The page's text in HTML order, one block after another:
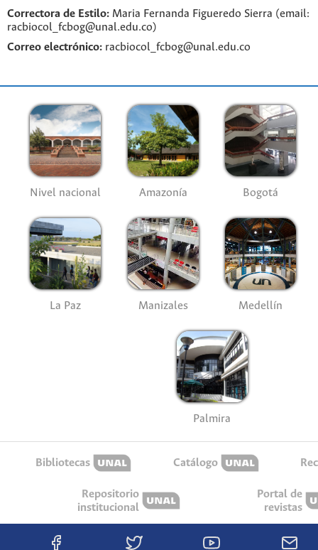
Correctora de Estilo: Maria Fernanda Figueredo Sierra (email:
racbiocol_fcbog@unal.edu.co)
Correo electrónico: racbiocol_fcbog@unal.edu.co
Nivel nacional Amazonía Bogotá
La Paz Manizales Medellín
Palmira
Bibliotecas Catálogo
Repositorio
institucional
Portal de
revistas